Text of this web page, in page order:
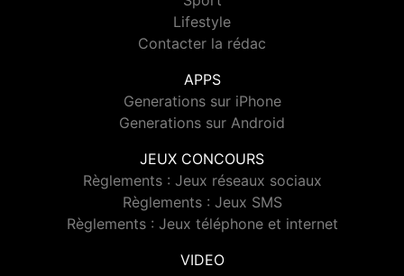
Lifestyle
Contacter la rédac
APPS
Generations sur iPhone
Generations sur Android
JEUX CONCOURS
Règlements : Jeux réseaux sociaux
Règlements : Jeux SMS
Règlements : Jeux téléphone et internet
VIDEO